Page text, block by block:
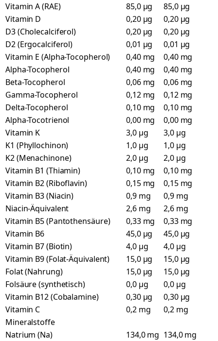
Vitamin A (RAE)
85,0 µg
85,0 µg
Vitamin D
0,20 µg
0,20 µg
D3 (Cholecalciferol)
0,20 µg
0,20 µg
D2 (Ergocalciferol)
0,01 µg
0,01 µg
Vitamin E (Alpha-Tocopherol)
0,40 mg
0,40 mg
Alpha-Tocopherol
0,40 mg
0,40 mg
Beta-Tocopherol
0,06 mg
0,06 mg
Gamma-Tocopherol
0,12 mg
0,12 mg
Delta-Tocopherol
0,10 mg
0,10 mg
Alpha-Tocotrienol
0,00 mg
0,00 mg
Vitamin K
3,0 µg
3,0 µg
K1 (Phyllochinon)
1,0 µg
1,0 µg
K2 (Menachinone)
2,0 µg
2,0 µg
Vitamin B1 (Thiamin)
0,10 mg
0,10 mg
Vitamin B2 (Riboflavin)
0,15 mg
0,15 mg
Vitamin B3 (Niacin)
0,9 mg
0,9 mg
Niacin-Äquivalent
2,6 mg
2,6 mg
Vitamin B5 (Pantothensäure)
0,33 mg
0,33 mg
Vitamin B6
45,0 µg
45,0 µg
Vitamin B7 (Biotin)
4,0 µg
4,0 µg
Vitamin B9 (Folat-Äquivalent)
15,0 µg
15,0 µg
Folat (Nahrung)
15,0 µg
15,0 µg
Folsäure (synthetisch)
0,0 µg
0,0 µg
Vitamin B12 (Cobalamine)
0,30 µg
0,30 µg
Vitamin C
0,2 mg
0,2 mg
Mineralstoffe
Natrium (Na)
134,0 mg 134,0 mg